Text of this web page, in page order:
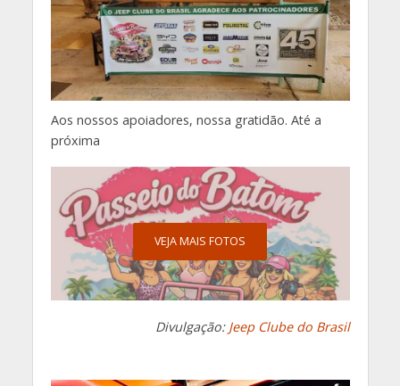
Aos nossos apoiadores, nossa gratidão. Até a
próxima
VEJA MAIS FOTOS
Divulgação: Jeep Clube do Brasil